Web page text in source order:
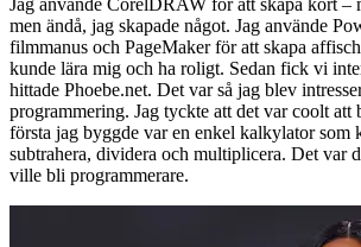
men ändå, jag skapade något. Jag använde
filmmanus och PageMaker för att skapa
kunde lära mig och ha roligt. Sedan fick vi
hittade Phoebe.net. Det var så jag blev
programmering. Jag tyckte att det var coolt att
första jag byggde var en enkel kalkylator som
subtrahera, dividera och multiplicera. Det var
ville bli programmerare.